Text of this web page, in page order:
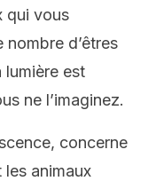
qui vous
nombre d’êtres
lumière est
ne l’imaginez.
concerne
animaux